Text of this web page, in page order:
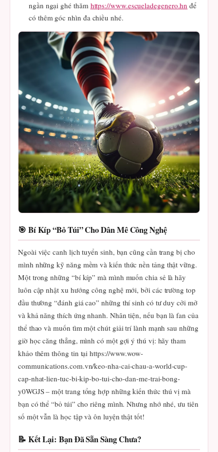
ngần ngại ghé thăm https://www.escueladegenero.hn để
có thêm góc nhìn đa chiều nhé.
🎯 Bí Kíp “Bỏ Túi” Cho Dân Mê Công Nghệ
Ngoài việc canh lịch tuyển sinh, bạn cũng cần trang bị cho
mình những kỹ năng mềm và kiến thức nền tảng thật vững.
Một trong những “bí kíp” mà mình muốn chia sẻ là hãy
luôn cập nhật xu hướng công nghệ mới, bởi các trường top
đầu thường “đánh giá cao” những thí sinh có tư duy cởi mở
và khả năng thích ứng nhanh. Nhân tiện, nếu bạn là fan của
thể thao và muốn tìm một chút giải trí lành mạnh sau những
giờ học căng thẳng, mình có một gợi ý thú vị: hãy tham
khảo thêm thông tin tại https://www.wow-
communications.com.vn/keo-nha-cai-chau-a-world-cup-
cap-nhat-lien-tuc-bi-kip-bo-tui-cho-dan-me-trai-bong-
y0WGJS – một trang tổng hợp những kiến thức thú vị mà
bạn có thể “bỏ túi” cho riêng mình. Nhưng nhớ nhé, ưu tiên
số một vẫn là học tập và ôn luyện thật tốt!
📝 Kết Lại: Bạn Đã Sẵn Sàng Chưa?